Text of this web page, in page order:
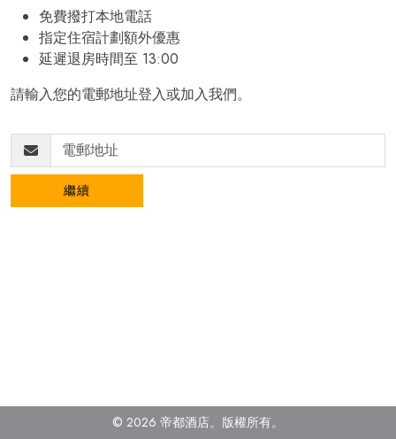
免費撥打本地電話
指定住宿計劃額外優惠
延遲退房時間至 13:00
請輸入您的電郵地址登入或加入我們。
繼續
© 2026 帝都酒店。版權所有。